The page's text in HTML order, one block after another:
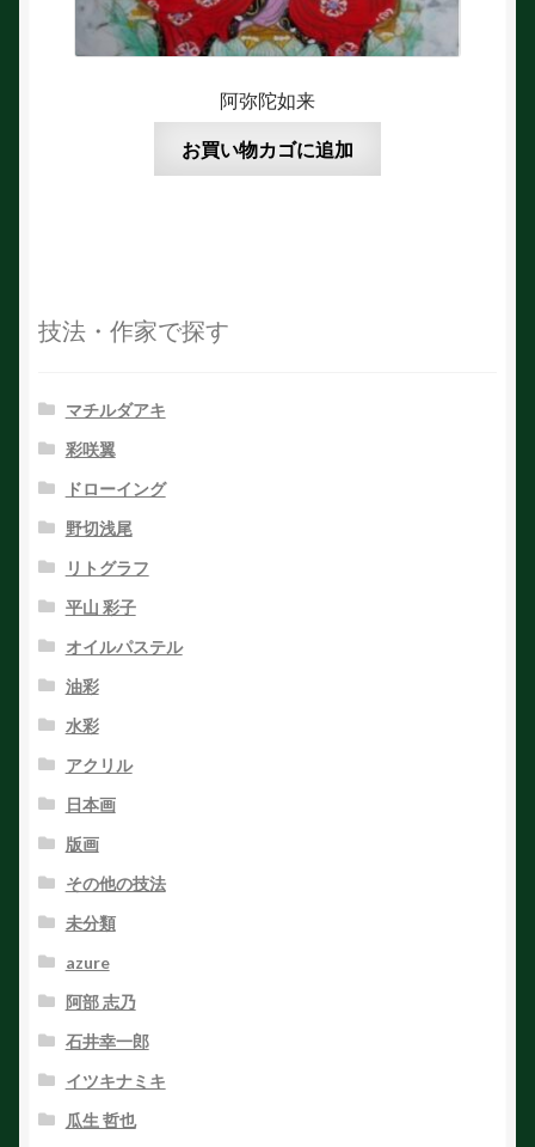
阿弥陀如来
お買い物カゴに追加
技法・作家で探す
マチルダアキ
彩咲翼
ドローイング
野切浅尾
リトグラフ
平山 彩子
オイルパステル
油彩
水彩
アクリル
日本画
版画
その他の技法
未分類
azure
阿部 志乃
石井幸一郎
イツキナミキ
瓜生 哲也